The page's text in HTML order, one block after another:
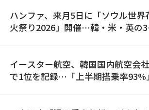
ハンファ、来月5日に「ソウル世界
火祭り2026」開催…韓・米・英の3
イースター航空、韓国国内航空会社
で1位を記録…「上半期搭乗率93%」